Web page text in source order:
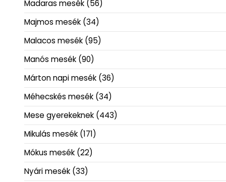
Madaras mesék (56)
Majmos mesék (34)
Malacos mesék (95)
Manós mesék (90)
Márton napi mesék (36)
Méhecskés mesék (34)
Mese gyerekeknek (443)
Mikulás mesék (171)
Mókus mesék (22)
Nyári mesék (33)